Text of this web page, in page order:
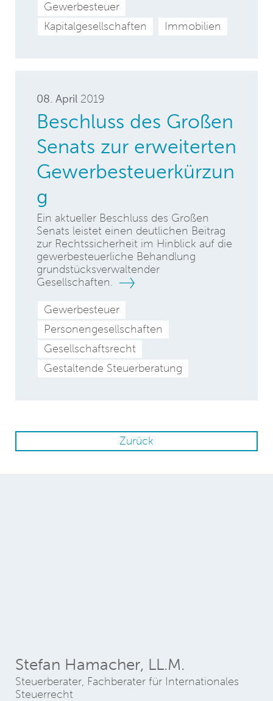
Gewerbesteuer
Kapitalgesellschaften
Immobilien
08. April 2019
Beschluss des Großen
Senats zur erweiterten
Gewerbesteuerkürzun
g
Ein aktueller Beschluss des Großen
Senats leistet einen deutlichen Beitrag
zur Rechtssicherheit im Hinblick auf die
gewerbesteuerliche Behandlung
grundstücksverwaltender
Gesellschaften.
Gewerbesteuer
Personengesellschaften
Gesellschaftsrecht
Gestaltende Steuerberatung
Zurück
Stefan Hamacher, LL.M.
Steuerberater, Fachberater für Internationales
Steuerrecht